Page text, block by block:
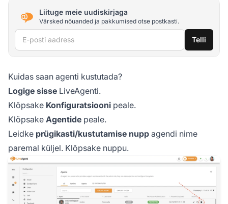
Liituge meie uudiskirjaga
Värsked nõuanded ja pakkumised otse postkasti.
E-posti aadress Telli
Kuidas saan agenti kustutada?
Logige sisse LiveAgenti.
Klõpsake Konfiguratsiooni peale.
Klõpsake Agentide peale.
Leidke prügikasti/kustutamise nupp agendi nime
paremal küljel. Klõpsake nuppu.